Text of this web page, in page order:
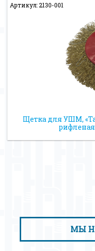
Артикул: 2130-001
Щетка для УШМ,
МЫ